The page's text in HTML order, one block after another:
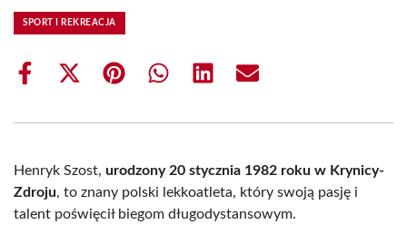
SPORT I REKREACJA
Share
Share
(Twitter)
Share Share Share Share
Henryk Szost, urodzony 20 stycznia 1982 roku w Krynicy-
Zdroju, to znany polski lekkoatleta, który swoją pasję i
talent poświęcił biegom długodystansowym.